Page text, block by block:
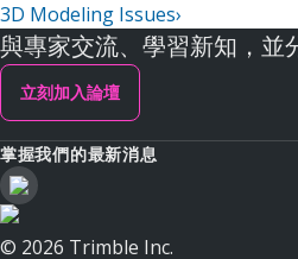
3D Modeling Issues›
與專家交流、學習新知，並
立刻加入論壇
掌握我們的最新消息
© 2026 Trimble Inc.